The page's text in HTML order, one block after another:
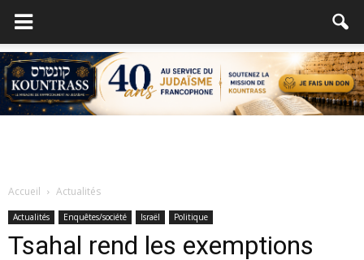
Accueil Actualités
Actualités Enquêtes/société Israël Politique
Tsahal rend les exemptions